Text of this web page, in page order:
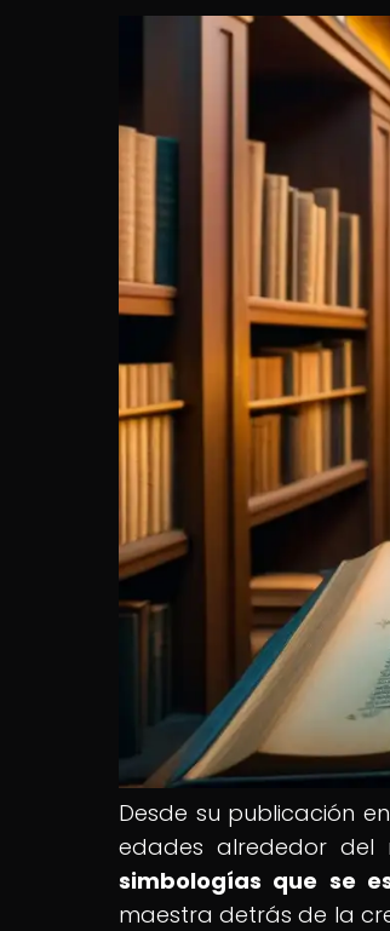
Desde su publicación
edades alrededor del
simbologías que se
maestra detrás de la